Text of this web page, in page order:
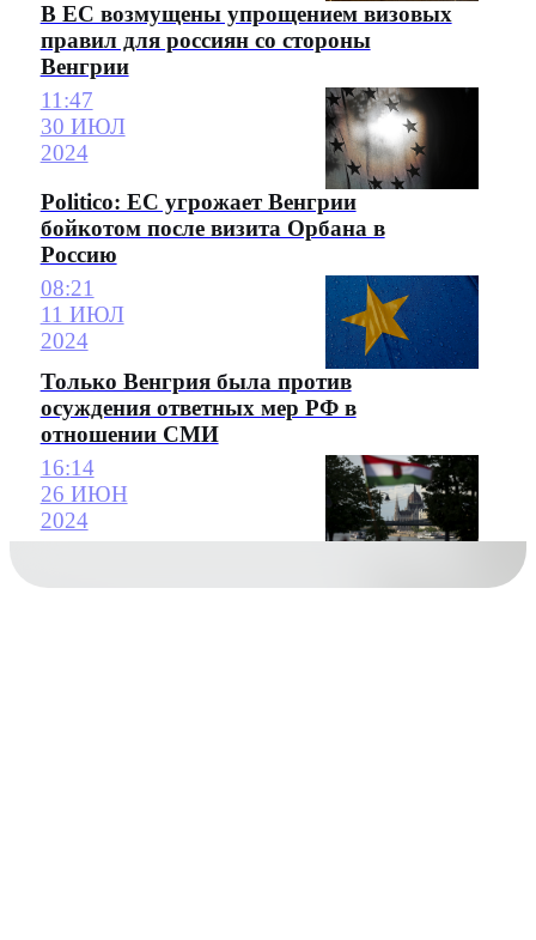
В ЕС возмущены упрощением визовых
правил для россиян со стороны
Венгрии
11:47
30 ИЮЛ
2024
Politico: ЕС угрожает Венгрии
бойкотом после визита Орбана в
Россию
08:21
11 ИЮЛ
2024
Только Венгрия была против
осуждения ответных мер РФ в
отношении СМИ
16:14
26 ИЮН
2024